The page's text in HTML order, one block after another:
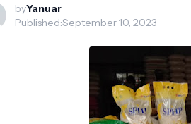
byYanuar
Published:September 10, 2023